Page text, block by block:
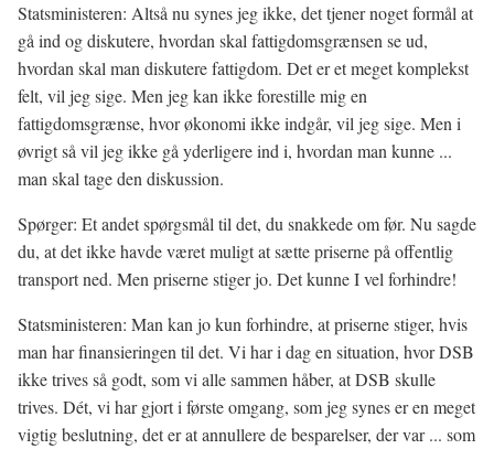
Statsministeren: Altså nu synes jeg ikke, det tjener noget formål at
gå ind og diskutere, hvordan skal fattigdomsgrænsen se ud,
hvordan skal man diskutere fattigdom. Det er et meget komplekst
felt, vil jeg sige. Men jeg kan ikke forestille mig en
fattigdomsgrænse, hvor økonomi ikke indgår, vil jeg sige. Men i
øvrigt så vil jeg ikke gå yderligere ind i, hvordan man kunne ...
man skal tage den diskussion.
Spørger: Et andet spørgsmål til det, du snakkede om før. Nu sagde
du, at det ikke havde været muligt at sætte priserne på offentlig
transport ned. Men priserne stiger jo. Det kunne I vel forhindre!
Statsministeren: Man kan jo kun forhindre, at priserne stiger, hvis
man har finansieringen til det. Vi har i dag en situation, hvor DSB
ikke trives så godt, som vi alle sammen håber, at DSB skulle
trives. Dét, vi har gjort i første omgang, som jeg synes er en meget
vigtig beslutning, det er at annullere de besparelser, der var ... som